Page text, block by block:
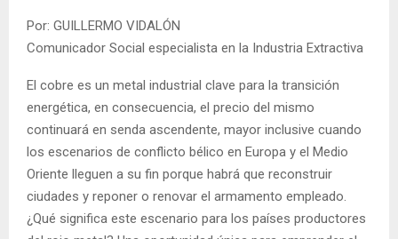
Por: GUILLERMO VIDALÓN
Comunicador Social especialista en la Industria Extractiva
El cobre es un metal industrial clave para la transición
energética, en consecuencia, el precio del mismo
continuará en senda ascendente, mayor inclusive cuando
los escenarios de conflicto bélico en Europa y el Medio
Oriente lleguen a su fin porque habrá que reconstruir
ciudades y reponer o renovar el armamento empleado.
¿Qué significa este escenario para los países productores